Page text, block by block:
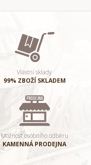
Vlastní sklady
99% ZBOŽÍ SKLADEM
Možnost osobního odběru
KAMENNÁ PRODEJNA